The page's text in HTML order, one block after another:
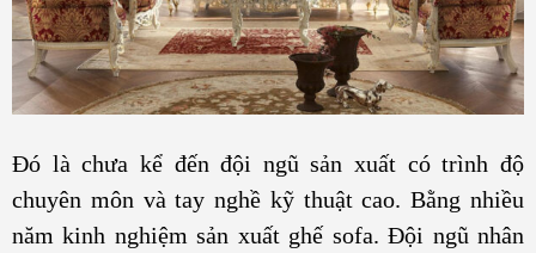
Đó là chưa kể đến đội ngũ sản xuất có trình độ
chuyên môn và tay nghề kỹ thuật cao. Bằng nhiều
năm kinh nghiệm sản xuất ghế sofa. Đội ngũ nhân